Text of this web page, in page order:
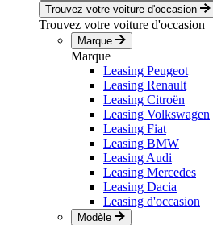
Trouvez votre voiture d'occasion
Trouvez votre voiture d'occasion
Marque
Marque
Leasing Peugeot
Leasing Renault
Leasing Citroën
Leasing Volkswagen
Leasing Fiat
Leasing BMW
Leasing Audi
Leasing Mercedes
Leasing Dacia
Leasing d'occasion
Modèle